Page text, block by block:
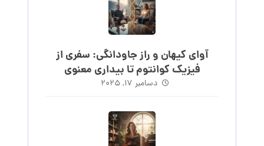
آوای کیهان و راز جاودانگی: سفری از
فیزیک کوانتوم تا بیداری معنوی
دسامبر ۱۷, ۲۰۲۵